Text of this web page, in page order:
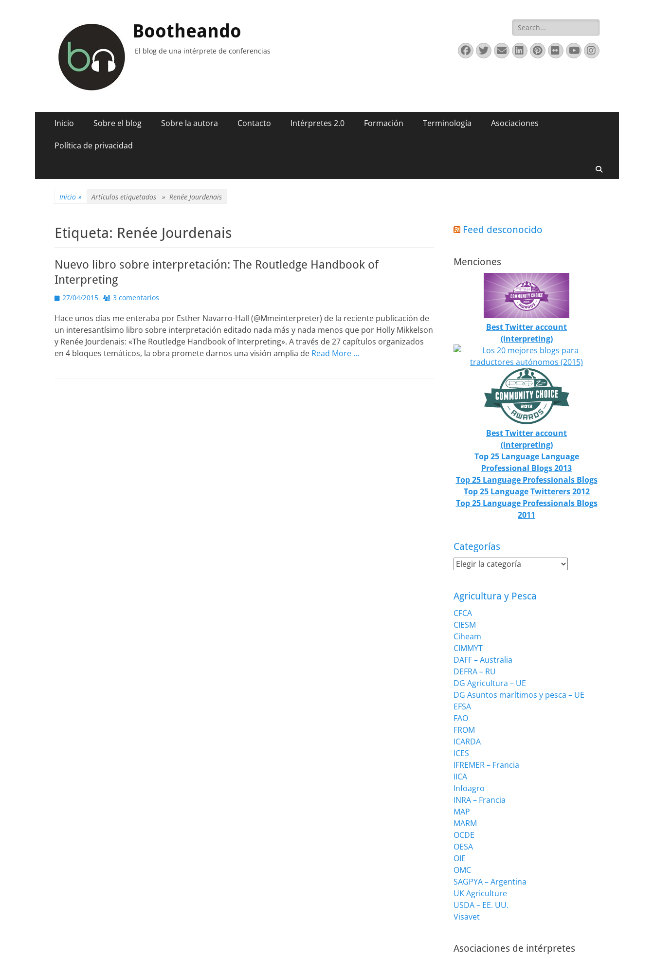
Bootheando
El blog de una intérprete de conferencias
Buscar:
Facebook
Twitter
Correo
electrónico
LinkedIn
Pinterest
FlickrYouTube
Instagram
Menú
Saltar
contenido
Inicio Sobre el blog Sobre la autora Contacto Intérpretes 2.0 Formación Terminología Asociaciones
Política de privacidad
Inicio » Artículos etiquetados » Renée Jourdenais
Etiqueta: Renée Jourdenais
Nuevo libro sobre interpretación: The Routledge Handbook of
Interpreting
Publicado
27/04/2015 3 comentarios
Hace unos días me enteraba por Esther Navarro-Hall (@Mmeinterpreter) de la reciente publicación de
un interesantísimo libro sobre interpretación editado nada más y nada menos que por Holly Mikkelson
y Renée Jourdenais: «The Routledge Handbook of Interpreting». A través de 27 capítulos organizados
en 4 bloques temáticos, la obra promete darnos una visión amplia de Read More …
Feed desconocido
Menciones
Best Twitter account
(interpreting)
Best Twitter account
(interpreting)
Top 25 Language Language
Professional Blogs 2013
Top 25 Language Professionals Blogs
Top 25 Language Twitterers 2012
Top 25 Language Professionals Blogs
2011
Categorías
Categorías
Agricultura y Pesca
CFCA
CIESM
Ciheam
CIMMYT
DAFF – Australia
DEFRA – RU
DG Agricultura – UE
DG Asuntos marítimos y pesca – UE
EFSA
FAO
FROM
ICARDA
ICES
IFREMER – Francia
IICA
Infoagro
INRA – Francia
MAP
MARM
OCDE
OESA
OIE
OMC
SAGPYA – Argentina
UK Agriculture
USDA – EE. UU.
Visavet
Asociaciones de intérpretes